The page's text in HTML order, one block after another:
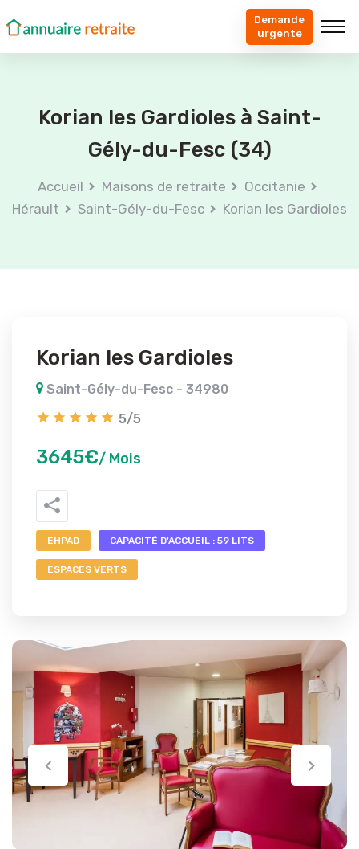
Demande
urgente
Korian les Gardioles à Saint-
Gély-du-Fesc (34)
Accueil Maisons de retraite
Occitanie
Hérault
Saint-Gély-du-Fesc Korian les Gardioles
Korian les Gardioles
Saint-Gély-du-Fesc - 34980
5/5
3645€/ Mois
EHPAD CAPACITÉ D'ACCUEIL : 59 LITS
ESPACES VERTS